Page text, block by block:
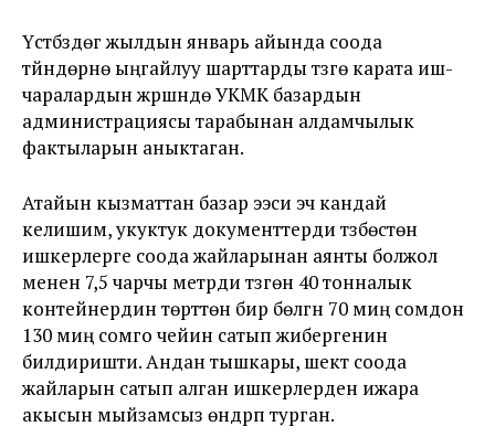
Үстүбүздөгү жылдын январь айында соода
түйүндөрүнө ыңгайлуу шарттарды түзүүгө карата иш-
чаралардын жүрүшүндө УКМК базардын
администрациясы тарабынан алдамчылык
фактыларын аныктаган.
Атайын кызматтан базар ээси эч кандай
келишим, укуктук документтерди түзбөстөн
ишкерлерге соода жайларынан аянты болжол
менен 7,5 чарчы метрди түзгөн 40 тонналык
контейнердин төрттөн бир бөлүгүн 70 миң сомдон
130 миң сомго чейин сатып жибергенин
билдиришти. Андан тышкары, шектүү соода
жайларын сатып алган ишкерлерден ижара
акысын мыйзамсыз өндүрүп турган.